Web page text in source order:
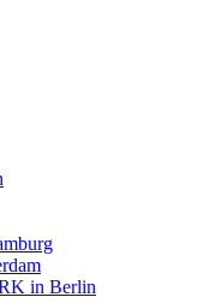
in Berlin